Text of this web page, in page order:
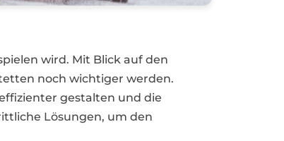
wird. Mit Blick auf den
noch wichtiger werden.
gestalten und die
Lösungen, um den